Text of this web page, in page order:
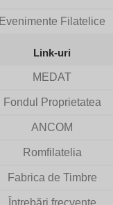
Evenimente Filatelice
Link-uri
MEDAT
Fondul Proprietatea
ANCOM
Romfilatelia
Fabrica de Timbre